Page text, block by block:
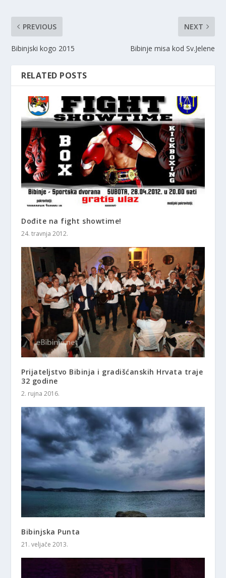
PREVIOUS
Bibinjski kogo 2015
NEXT
Bibinje misa kod Sv.Jelene
RELATED POSTS
Dođite na fight showtime!
24. travnja 2012.
Prijateljstvo Bibinja i gradišćanskih Hrvata traje
32 godine
2. rujna 2016.
Bibinjska Punta
21. veljače 2013.